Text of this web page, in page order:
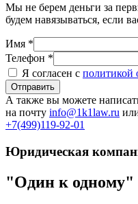
Мы не берем деньги за
будем навязываться, если
Имя *
Телефон *
Я согласен с политикой
Отправить
А также вы можете
на почту info@1k1law.ru
+7(499)119-92-01
Юридическая
"Один к одному"